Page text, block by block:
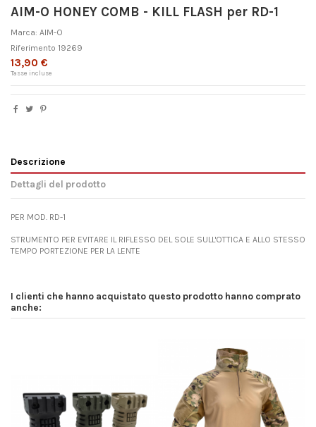
AIM-O HONEY COMB - KILL FLASH per RD-1
Marca: AIM-O
Riferimento 19269
13,90 €
Tasse incluse
Descrizione
Dettagli del prodotto
PER MOD. RD-1
STRUMENTO PER EVITARE IL RIFLESSO DEL SOLE SULL'OTTICA E ALLO STESSO
TEMPO PORTEZIONE PER LA LENTE
I clienti che hanno acquistato questo prodotto hanno comprato
anche: